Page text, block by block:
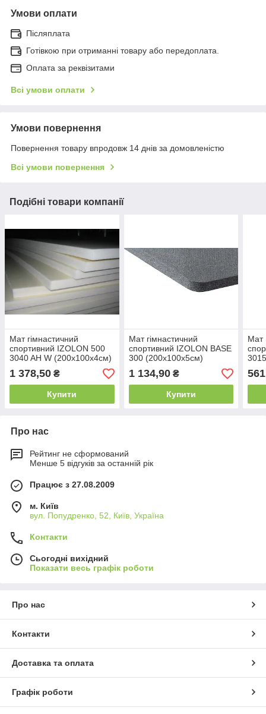
Умови оплати
Післяплата
Готівкою при отриманні товару або передоплата.
Оплата за реквізитами
Всі умови оплати
Умови повернення
Повернення товару впродовж 14 днів за домовленістю
Всі умови повернення
Подібні товари компанії
Мат гімнастичний
спортивний IZOLON 500
3040 AH W (200х100х4см)
1 378,50 ₴
Купити
Мат гімнастичний
спортивний IZOLON BASE
300 (200х100х5см)
1 134,90₴
Купити
Мат
Про нас
Рейтинг не сформований
Менше 5 відгуків за останній рік
Працює з 27.08.2009
м. Київ
вул. Попудренко, 52, Київ, Україна
Контакти
Сьогодні вихідний
Показати весь графік роботи
Про нас
Контакти
Доставка та оплата
Графік роботи